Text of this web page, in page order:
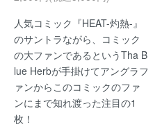
人気コミック『HEAT-灼熱-』
のサントラながら、コミック
の大ファンであるというTha B
lue Herbが手掛けてアングラフ
ァンからこのコミックのファ
ンにまで知れ渡った注目の1
枚！